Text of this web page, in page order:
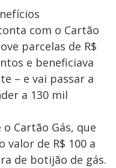
com o Cartão
parcelas de R$
e beneficiava
– e vai passar a
a 130 mil
Cartão Gás, que
valor de R$ 100 a
de botijão de gás.